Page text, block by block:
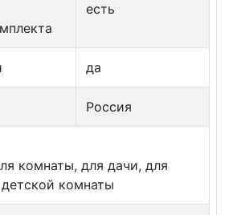
есть
да
Россия
комнаты, для дачи, для
комнаты